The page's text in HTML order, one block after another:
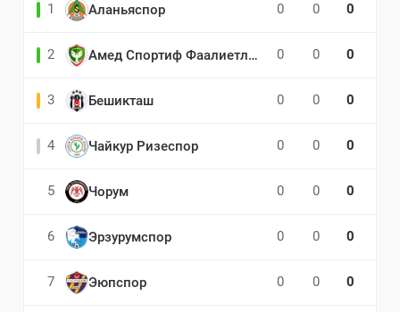
1 Аланьяспор 0 0 0
2 Амед Спортиф Фаалиетлер 0 0 0
3 Бешикташ 0 0 0
4 Чайкур Ризеспор 0 0 0
5 Чорум 0 0 0
6 Эрзурумспор 0 0 0
7 Эюпспор 0 0 0